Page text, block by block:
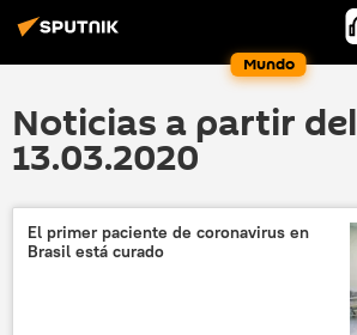
Mundo
Noticias a partir del
13.03.2020
El primer paciente de coronavirus en
Brasil está curado